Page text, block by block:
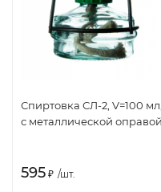
Спиртовка СЛ-2, V=100 мл,
с металлической оправой
595 ₽ /шт.